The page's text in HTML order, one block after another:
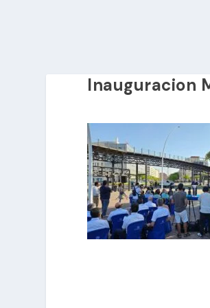
Inauguracion